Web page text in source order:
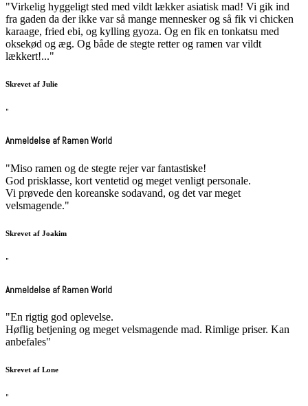
"Virkelig hyggeligt sted med vildt lækker asiatisk mad! Vi gik ind
fra gaden da der ikke var så mange mennesker og så fik vi chicken
karaage, fried ebi, og kylling gyoza. Og en fik en tonkatsu med
oksekød og æg. Og både de stegte retter og ramen var vildt
lækkert!..."
Skrevet af Julie
"
Anmeldelse af Ramen World
"Miso ramen og de stegte rejer var fantastiske!
God prisklasse, kort ventetid og meget venligt personale.
Vi prøvede den koreanske sodavand, og det var meget
velsmagende."
Skrevet af Joakim
"
Anmeldelse af Ramen World
"En rigtig god oplevelse.
Høflig betjening og meget velsmagende mad. Rimlige priser. Kan
anbefales"
Skrevet af Lone
"